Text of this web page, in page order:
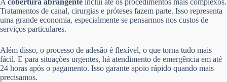
Tratamentos de canal, cirurgias e próteses fazem parte. Isso representa
uma grande economia, especialmente se pensarmos nos custos de
serviços particulares.
Além disso, o processo de adesão é flexível, o que torna tudo mais
fácil. E para situações urgentes, há atendimento de emergência em até
24 horas após o pagamento. Isso garante apoio rápido quando mais
precisamos.